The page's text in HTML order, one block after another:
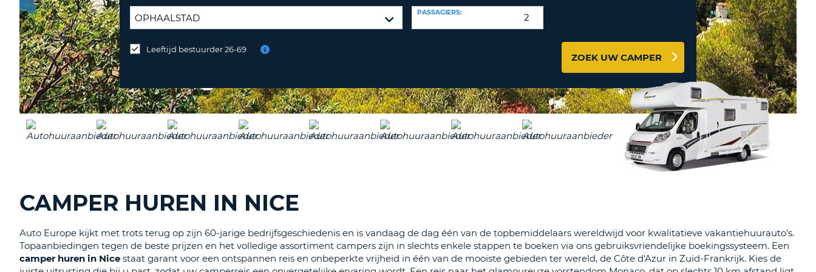
ÉÉN
HOOFDLETTER
IN
HET
KLEIN
TENMINSTE
REISBUREAUS & AFFILIATES
HIER INLOGGEN
Huurauto
andere
locatie
inleveren?
PASSAGIERS:
Leeftijd bestuurder 26-69
ZOEK UW CAMPER
CAMPER HUREN IN NICE
Auto Europe kijkt met trots terug op zijn 60-jarige bedrijfsgeschiedenis en is vandaag de dag één van de topbemiddelaars wereldwijd voor kwalitatieve vakantiehuurauto's.
Topaanbiedingen tegen de beste prijzen en het volledige assortiment campers zijn in slechts enkele stappen te boeken via ons gebruiksvriendelijke boekingssysteem. Een
camper huren in Nice staat garant voor een ontspannen reis en onbeperkte vrijheid in één van de mooiste gebieden ter wereld, de Côte d'Azur in Zuid-Frankrijk. Kies de